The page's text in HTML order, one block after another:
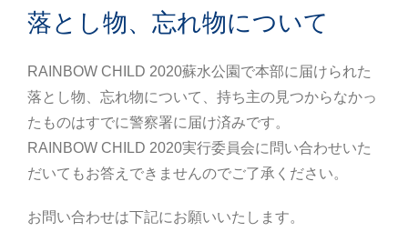
落とし物、忘れ物について
RAINBOW CHILD 2020蘇水公園で本部に届けられた
落とし物、忘れ物について、持ち主の見つからなかっ
たものはすでに警察署に届け済みです。
RAINBOW CHILD 2020実行委員会に問い合わせいた
だいてもお答えできませんのでご了承ください。
お問い合わせは下記にお願いいたします。